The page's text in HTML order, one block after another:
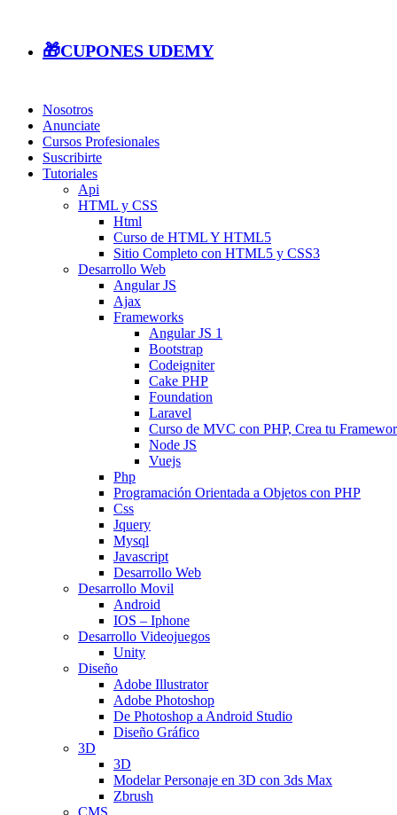
🎁CUPONES UDEMY
Nosotros
Anunciate
Cursos Profesionales
Suscribirte
Tutoriales
Api
HTML y CSS
Html
Curso de HTML Y HTML5
Sitio Completo con HTML5 y CSS3
Desarrollo Web
Angular JS
Ajax
Frameworks
Angular JS 1
Bootstrap
Codeigniter
Cake PHP
Foundation
Laravel
Curso de MVC con PHP, Crea tu
Node JS
Vuejs
Php
Programación Orientada a Objetos con PHP
Css
Jquery
Mysql
Javascript
Desarrollo Web
Desarrollo Movil
Android
IOS – Iphone
Desarrollo Videojuegos
Unity
Diseño
Adobe Illustrator
Adobe Photoshop
De Photoshop a Android Studio
Diseño Gráfico
3D
3D
Modelar Personaje en 3D con 3ds Max
Zbrush